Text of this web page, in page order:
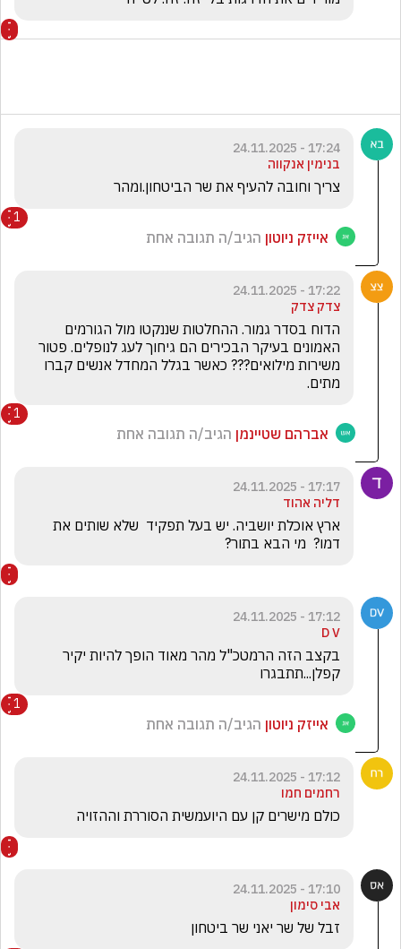
17:24 - 24.11.2025
בנימין אנקווה
צריך וחובה להעיף את שר הביטחון.ומהר
1
אייזק ניוטון הגיב/ה תגובה אחת
17:22 - 24.11.2025
צדק צדק
מתים.
1
אברהם שטיינמן הגיב/ה תגובה אחת
17:17 - 24.11.2025
דליה אהוד
דמו?  מי הבא בתור?
17:12 - 24.11.2025
D V
קפלן...תתבגרו
1
אייזק ניוטון הגיב/ה תגובה אחת
17:12 - 24.11.2025
רחמים חמו
כולם מישרים קן עם היועמשית הסוררת וההזויה
17:10 - 24.11.2025
אבי סימון
זבל של שר יאני שר ביטחון